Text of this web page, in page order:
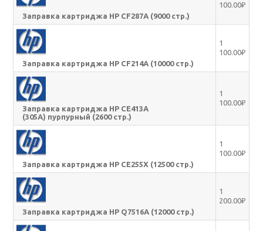
Заправка картриджа HP CF287A (9000 стр.)
100.00₽
Заправка картриджа HP CF214A (10000 стр.)
1
100.00₽
Заправка картриджа HP CE413A
(305A) пурпурный (2600 стр.)
1
100.00₽
Заправка картриджа HP CE255X (12500 стр.)
1
100.00₽
Заправка картриджа HP Q7516A (12000 стр.)
1
200.00₽